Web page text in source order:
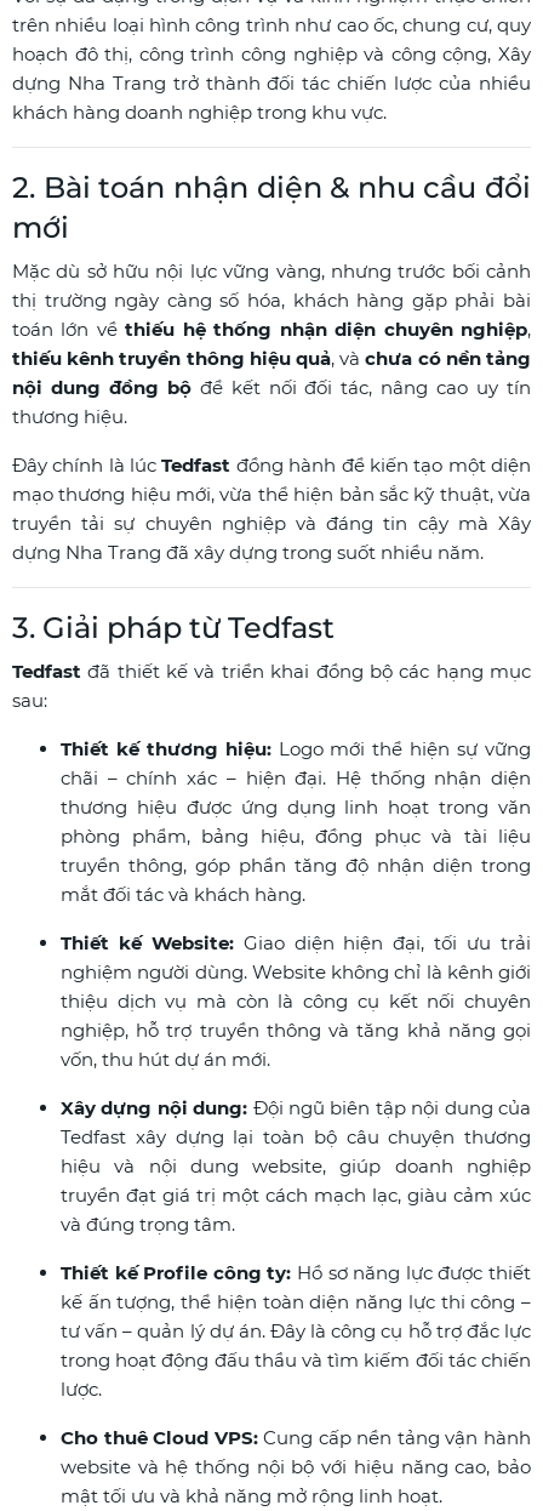
trên nhiều loại hình công trình như cao ốc, chung cư, quy
hoạch đô thị, công trình công nghiệp và công cộng, Xây
dựng Nha Trang trở thành đối tác chiến lược của nhiều
khách hàng doanh nghiệp trong khu vực.
2. Bài toán nhận diện & nhu cầu đổi
mới
Mặc dù sở hữu nội lực vững vàng, nhưng trước bối cảnh
thị trường ngày càng số hóa, khách hàng gặp phải bài
toán lớn vềthiếu hệ thống nhận diện chuyên nghiệp,
thiếu kênh truyền thông hiệu quả, vàchưa có nền tảng
nội dung đồng bộđể kết nối đối tác, nâng cao uy tín
thương hiệu.
Đây chính là lúcTedfast đồng hành để kiến tạo một diện
mạo thương hiệu mới, vừa thể hiện bản sắc kỹ thuật, vừa
truyền tải sự chuyên nghiệp và đáng tin cậy mà Xây
dựng Nha Trang đã xây dựng trong suốt nhiều năm.
3. Giải pháp từ Tedfast
Tedfast đã thiết kế và triển khai đồng bộ các hạng mục
sau:
Thiết kế thương hiệu:Logo mới thể hiện sự vững
chãi – chính xác – hiện đại. Hệ thống nhận diện
thương hiệu được ứng dụng linh hoạt trong văn
phòng phẩm, bảng hiệu, đồng phục và tài liệu
truyền thông, góp phần tăng độ nhận diện trong
mắt đối tác và khách hàng.
Thiết kế Website:Giao diện hiện đại, tối ưu trải
nghiệm người dùng. Website không chỉ là kênh giới
thiệu dịch vụ mà còn là công cụ kết nối chuyên
nghiệp, hỗ trợ truyền thông và tăng khả năng gọi
vốn, thu hút dự án mới.
Xây dựng nội dung: Đội ngũ biên tập nội dung của
Tedfast xây dựng lại toàn bộ câu chuyện thương
hiệu và nội dung website, giúp doanh nghiệp
truyền đạt giá trị một cách mạch lạc, giàu cảm xúc
và đúng trọng tâm.
Thiết kế Profile công ty: Hồ sơ năng lực được thiết
kế ấn tượng, thể hiện toàn diện năng lực thi công –
tư vấn – quản lý dự án. Đây là công cụ hỗ trợ đắc lực
trong hoạt động đấu thầu và tìm kiếm đối tác chiến
lược.
Cho thuê Cloud VPS:Cung cấp nền tảng vận hành
website và hệ thống nội bộ với hiệu năng cao, bảo
mật tối ưu và khả năng mở rộng linh hoạt.